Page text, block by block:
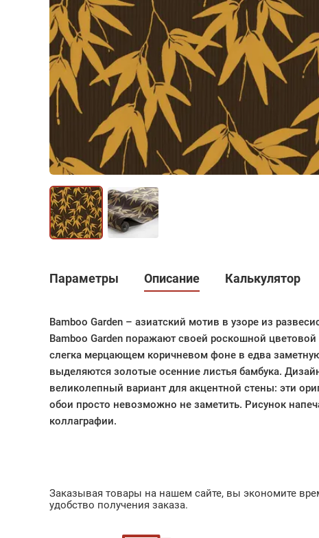
Параметры Описание Калькулятор
Bamboo Garden – азиатский мотив в узоре из
Bamboo Garden поражают своей роскошной
слегка мерцающем коричневом фоне в едва
выделяются золотые осенние листья бамбука.
великолепный вариант для акцентной стены: эти
обои просто невозможно не заметить. Рисунок
коллаграфии.
Заказывая товары на нашем сайте, вы экономите
удобство получения заказа.